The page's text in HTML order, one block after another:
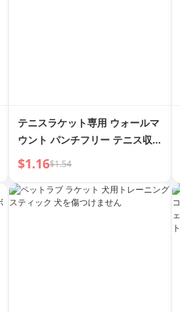
テニスラケット専用 ウォールマ
ウント パンチフリー テニス収納
ボックス テニスバギーバッグ 小
$1.16$1.54